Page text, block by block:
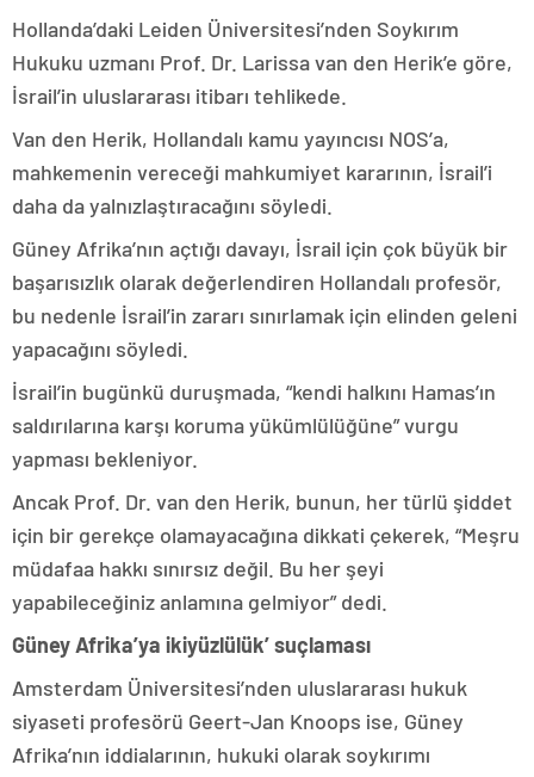
Hollanda’daki Leiden Üniversitesi’nden Soykırım
Hukuku uzmanı Prof. Dr. Larissa van den Herik’e göre,
İsrail’in uluslararası itibarı tehlikede.
Van den Herik, Hollandalı kamu yayıncısı NOS’a,
mahkemenin vereceği mahkumiyet kararının, İsrail’i
daha da yalnızlaştıracağını söyledi.
Güney Afrika’nın açtığı davayı, İsrail için çok büyük bir
başarısızlık olarak değerlendiren Hollandalı profesör,
bu nedenle İsrail’in zararı sınırlamak için elinden geleni
yapacağını söyledi.
İsrail’in bugünkü duruşmada, “kendi halkını Hamas’ın
saldırılarına karşı koruma yükümlülüğüne” vurgu
yapması bekleniyor.
Ancak Prof. Dr. van den Herik, bunun, her türlü şiddet
için bir gerekçe olamayacağına dikkati çekerek, “Meşru
müdafaa hakkı sınırsız değil. Bu her şeyi
yapabileceğiniz anlamına gelmiyor” dedi.
Güney Afrika’ya ikiyüzlülük’ suçlaması
Amsterdam Üniversitesi’nden uluslararası hukuk
siyaseti profesörü Geert-Jan Knoops ise, Güney
Afrika’nın iddialarının, hukuki olarak soykırımı